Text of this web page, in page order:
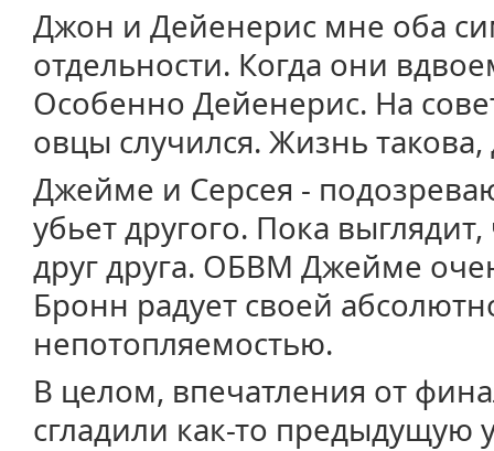
Джон и Дейенерис мне оба
отдельности. Когда они
Особенно Дейенерис. На
овцы случился. Жизнь такова,
Джейме и Серсея -
убьет другого. Пока
друг друга. ОБВМ Джейме
Бронн радует своей
непотопляемостью.
В целом, впечатления от
сгладили как-то предыдущую